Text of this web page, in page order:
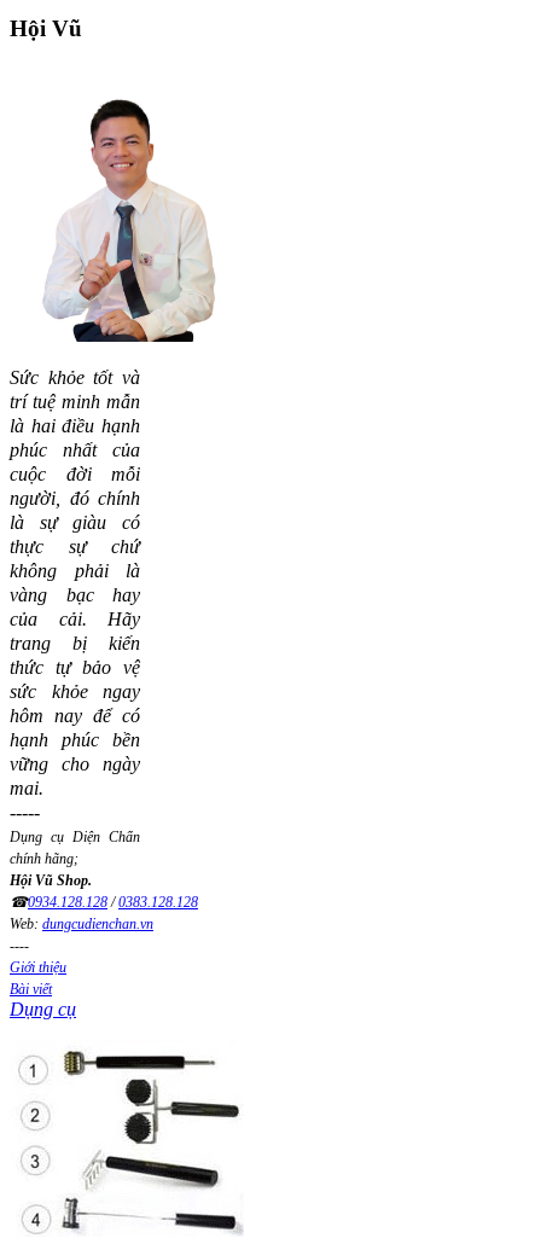
Hội Vũ
Sức khỏe tốt và
trí tuệ minh mẫn
là hai điều hạnh
phúc nhất của
cuộc đời mỗi
người, đó chính
là sự giàu có
thực sự chứ
không phải là
vàng bạc hay
của cải. Hãy
trang bị kiến
thức tự bảo vệ
sức khỏe ngay
hôm nay để có
hạnh phúc bền
vững cho ngày
mai.
-----
Dụng cụ Diện Chẩn
chính hãng;
Hội Vũ Shop.
☎0934.128.128 /0383.128.128
Web: dungcudienchan.vn
----
Giới thiệu
Bài viết
Dụng cụ